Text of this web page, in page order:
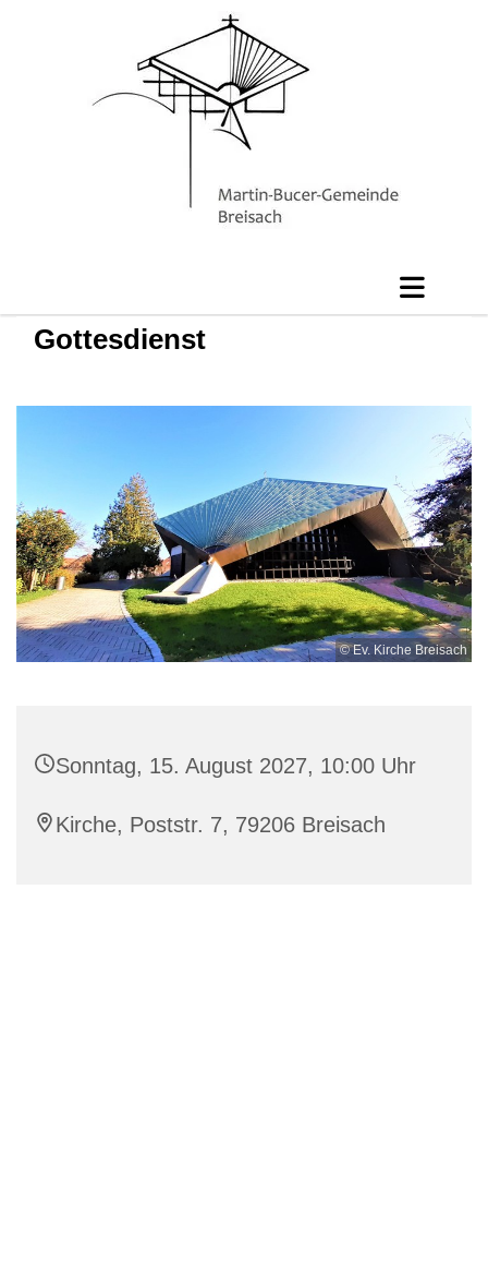
Gottesdienst
© Ev. Kirche Breisach
Sonntag, 15. August 2027, 10:00 Uhr
Kirche, Poststr. 7, 79206 Breisach